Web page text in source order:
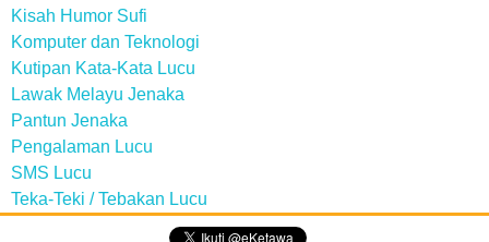
Kisah Humor Sufi
Komputer dan Teknologi
Kutipan Kata-Kata Lucu
Lawak Melayu Jenaka
Pantun Jenaka
Pengalaman Lucu
SMS Lucu
Teka-Teki / Tebakan Lucu